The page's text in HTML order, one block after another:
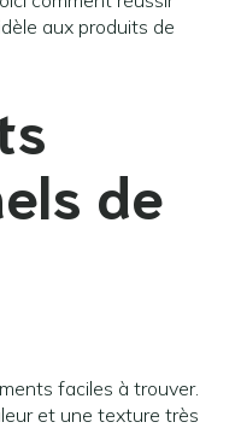
aux produits de
de
faciles à trouver.
et une texture très